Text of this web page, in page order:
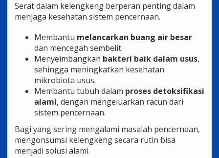
Serat dalam kelengkeng berperan penting dalam
menjaga kesehatan sistem pencernaan.
Membantu melancarkan buang air besar
dan mencegah sembelit.
Menyeimbangkan bakteri baik dalam usus,
sehingga meningkatkan kesehatan
mikrobiota usus.
Membantu tubuh dalam proses detoksifikasi
alami, dengan mengeluarkan racun dari
sistem pencernaan.
Bagi yang sering mengalami masalah pencernaan,
mengonsumsi kelengkeng secara rutin bisa
menjadi solusi alami.